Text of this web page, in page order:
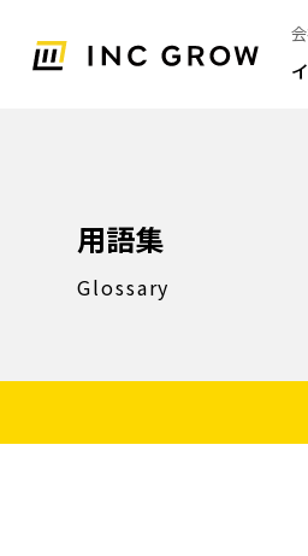
用語集
Glossary